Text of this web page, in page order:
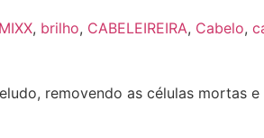
, brilho, CABELEIREIRA, Cabelo,
removendo as células mortas